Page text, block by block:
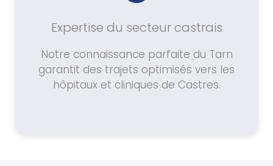
Expertise du secteur castrais
Notre connaissance parfaite du Tarn
garantit des trajets optimisés vers les
hôpitaux et cliniques de Castres.